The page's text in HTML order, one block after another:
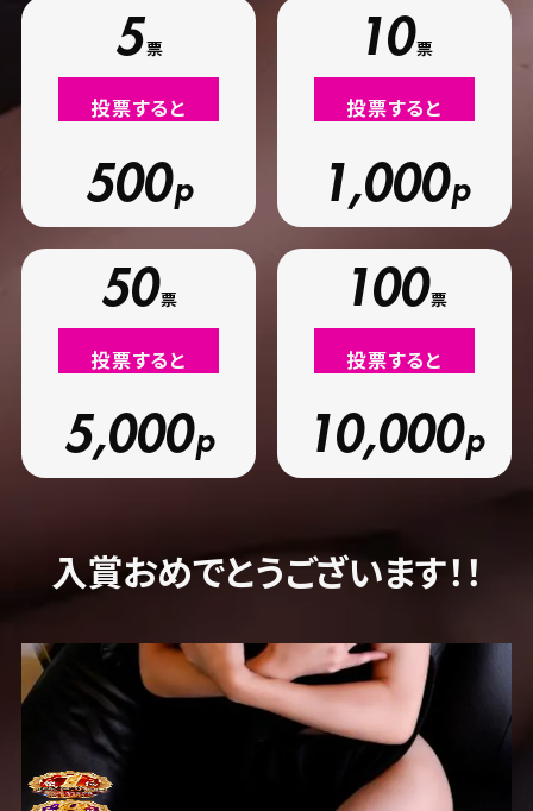
5
投票すると
500
10
投票すると
1,000
50
投票すると
5,000
100
投票すると
10,000
入賞おめでとうございます！！